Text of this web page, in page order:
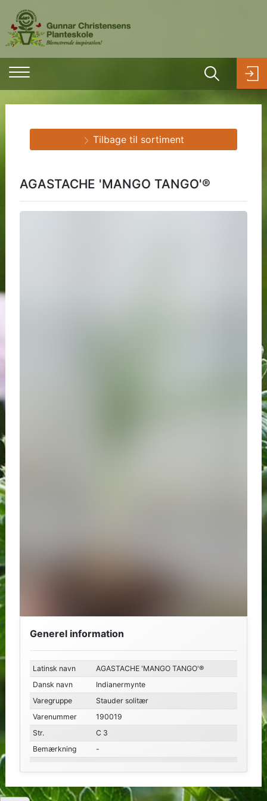
AGASTACHE 'MANGO TANGO'®
Generel information
Latinsk navn
AGASTACHE 'MANGO TANGO'®
Dansk navn
Indianermynte
Varegruppe
Stauder solitær
Varenummer
190019
Str.
C 3
Bemærkning
-
Tilbage til sortiment